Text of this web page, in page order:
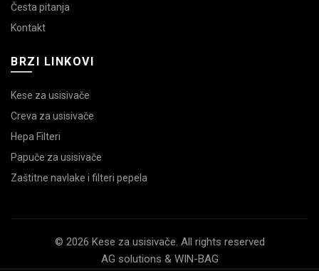
Česta pitanja
Kontakt
BRZI LINKOVI
Kese za usisivače
Creva za usisivače
Hepa Filteri
Papuče za usisivače
Zaštitne navlake i filteri pepela
© 2026 Kese za usisivače. All rights reserved
AG solutions & WIN-BAG